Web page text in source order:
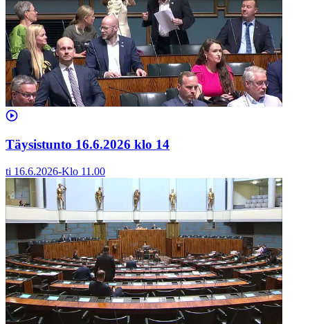
Täysistunto 16.6.2026 klo 14
ti 16.6.2026-Klo 11.00